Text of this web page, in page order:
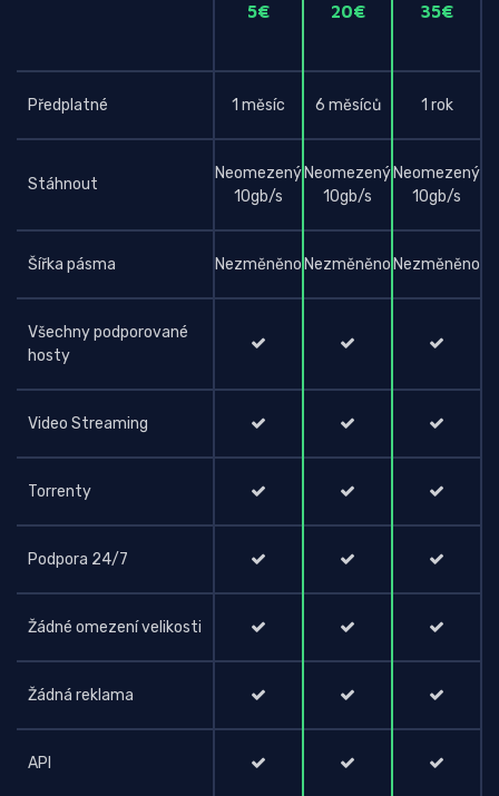
5€ 20€ 35€
Předplatné 1 měsíc 6 měsíců 1 rok
Stáhnout
Neomezený
10gb/s
Neomezený
10gb/s
Neomezený
10gb/s
Šířka pásma Nezměněno Nezměněno Nezměněno
Všechny podporované
hosty
Video Streaming
Torrenty
Podpora 24/7
Žádné omezení velikosti
Žádná reklama
API